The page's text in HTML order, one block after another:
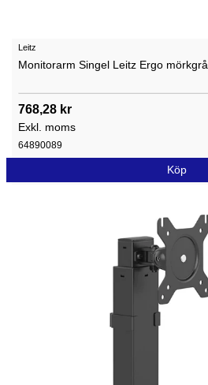
Leitz
Monitorarm Singel Leitz Ergo mörkgrå
768,28 kr
Exkl. moms
64890089
Köp